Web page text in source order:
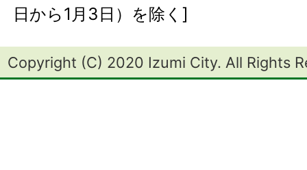
日から1月3日）を除く]
Copyright (C) 2020 Izumi City. All Rights